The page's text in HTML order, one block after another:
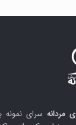
مردانه سرای